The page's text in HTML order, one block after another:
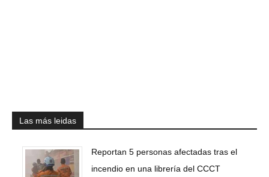
Las más leidas
Reportan 5 personas afectadas tras el
incendio en una librería del CCCT